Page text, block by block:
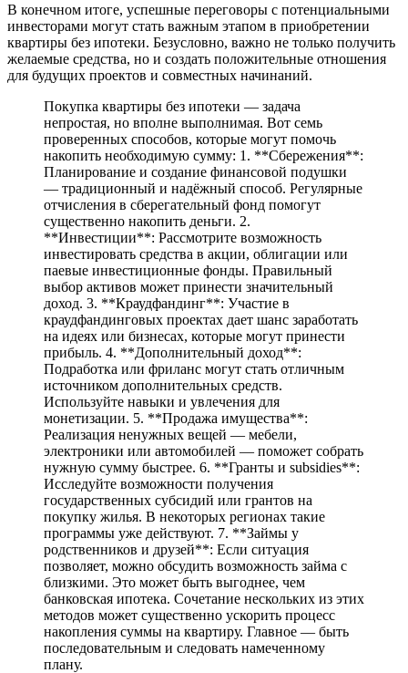
В конечном итоге, успешные переговоры с потенциальными
инвесторами могут стать важным этапом в приобретении
квартиры без ипотеки. Безусловно, важно не только получить
желаемые средства, но и создать положительные отношения
для будущих проектов и совместных начинаний.
Покупка квартиры без ипотеки — задача
непростая, но вполне выполнимая. Вот семь
проверенных способов, которые могут помочь
накопить необходимую сумму: 1. **Сбережения**:
Планирование и создание финансовой подушки
— традиционный и надёжный способ. Регулярные
отчисления в сберегательный фонд помогут
существенно накопить деньги. 2.
**Инвестиции**: Рассмотрите возможность
инвестировать средства в акции, облигации или
паевые инвестиционные фонды. Правильный
выбор активов может принести значительный
доход. 3. **Краудфандинг**: Участие в
краудфандинговых проектах дает шанс заработать
на идеях или бизнесах, которые могут принести
прибыль. 4. **Дополнительный доход**:
Подработка или фриланс могут стать отличным
источником дополнительных средств.
Используйте навыки и увлечения для
монетизации. 5. **Продажа имущества**:
Реализация ненужных вещей — мебели,
электроники или автомобилей — поможет собрать
нужную сумму быстрее. 6. **Гранты и subsidies**:
Исследуйте возможности получения
государственных субсидий или грантов на
покупку жилья. В некоторых регионах такие
программы уже действуют. 7. **Займы у
родственников и друзей**: Если ситуация
позволяет, можно обсудить возможность займа с
близкими. Это может быть выгоднее, чем
банковская ипотека. Сочетание нескольких из этих
методов может существенно ускорить процесс
накопления суммы на квартиру. Главное — быть
последовательным и следовать намеченному
плану.